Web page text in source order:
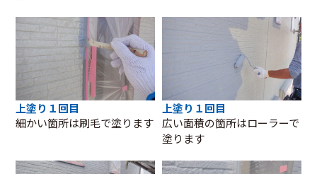
上塗り１回目
細かい箇所は刷毛で塗ります
上塗り１回目
広い面積の箇所はローラーで
塗ります